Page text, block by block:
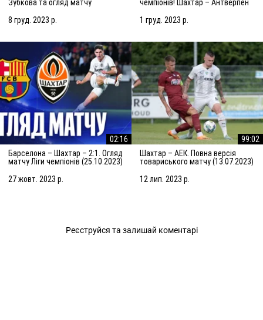
Зубкова та огляд матчу
8 груд. 2023 р.
чемпіонів! Шахтар – Антверпен
1 груд. 2023 р.
02:16
Барселона – Шахтар – 2:1. Огляд
матчу Ліги чемпіонів (25.10.2023)
27 жовт. 2023 р.
99:02
Шахтар – АЕК. Повна версія
товариського матчу (13.07.2023)
12 лип. 2023 р.